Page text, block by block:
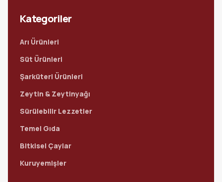
Kategoriler
Arı Ürünleri
Süt Ürünleri
Şarküteri Ürünleri
Zeytin & Zeytinyağı
Sürülebilir Lezzetler
Temel Gıda
Bitkisel Çaylar
Kuruyemişler